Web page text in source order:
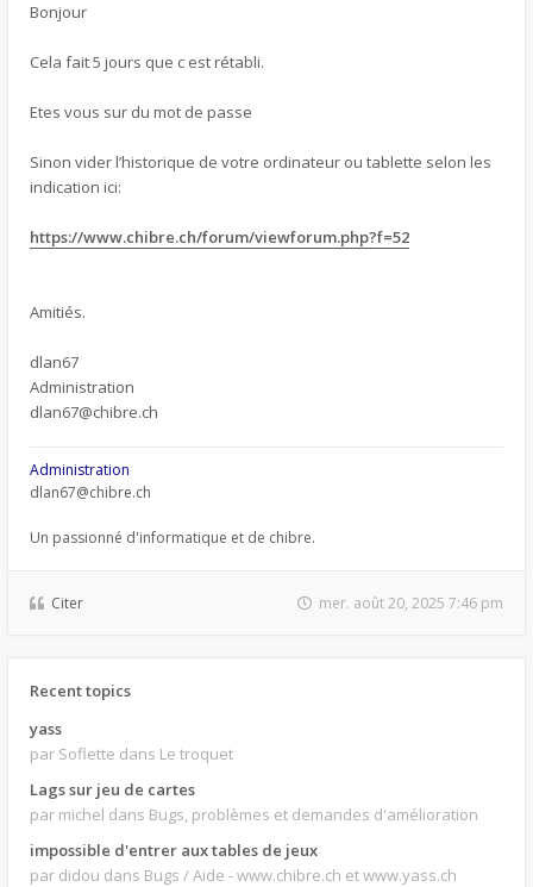
Bonjour
Cela fait 5 jours que c est rétabli.
Etes vous sur du mot de passe
Sinon vider l’historique de votre ordinateur ou tablette selon les
indication ici:
https://www.chibre.ch/forum/viewforum.php?f=52
Amitiés.
dlan67
Administration
dlan67@chibre.ch
Administration
dlan67@chibre.ch
Un passionné d'informatique et de chibre.
Citer mer. août 20, 2025 7:46 pm
Recent topics
yass
par Soflette dans Le troquet
Lags sur jeu de cartes
par michel dans Bugs, problèmes et demandes d'amélioration
impossible d'entrer aux tables de jeux
par didou dans Bugs / Aide - www.chibre.ch et www.yass.ch